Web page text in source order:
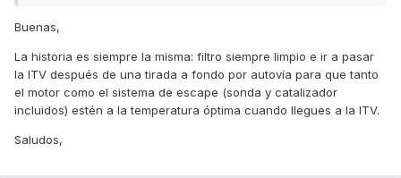
La moto ha pasado todas las revisiones pertinentes y la
recorridos.
Alguna idea?
Buenas,
La historia es siempre la misma: filtro siempre limpio e ir a pasar
la ITV después de una tirada a fondo por autovía para que tanto
el motor como el sistema de escape (sonda y catalizador
incluidos) estén a la temperatura óptima cuando llegues a la ITV.
Saludos,